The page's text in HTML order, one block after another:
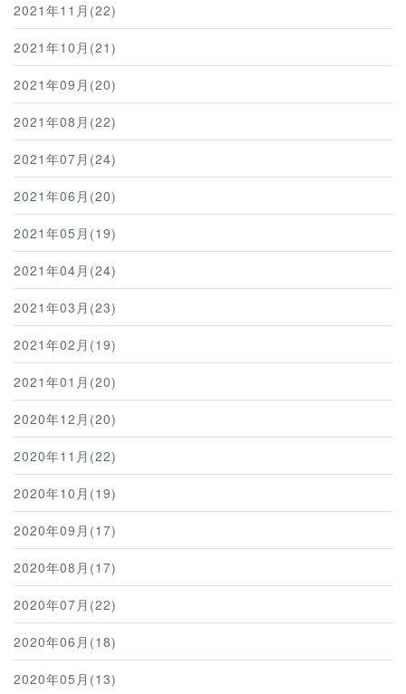
2021年11月(22)
2021年10月(21)
2021年09月(20)
2021年08月(22)
2021年07月(24)
2021年06月(20)
2021年05月(19)
2021年04月(24)
2021年03月(23)
2021年02月(19)
2021年01月(20)
2020年12月(20)
2020年11月(22)
2020年10月(19)
2020年09月(17)
2020年08月(17)
2020年07月(22)
2020年06月(18)
2020年05月(13)